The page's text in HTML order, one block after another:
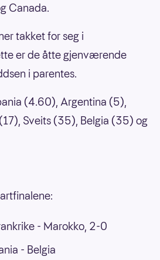
Canada.
takket for seg i
er de åtte gjenværende
i parentes.
(4.60), Argentina (5),
Sveits (35), Belgia (35) og
- Marokko, 2-0
- Belgia